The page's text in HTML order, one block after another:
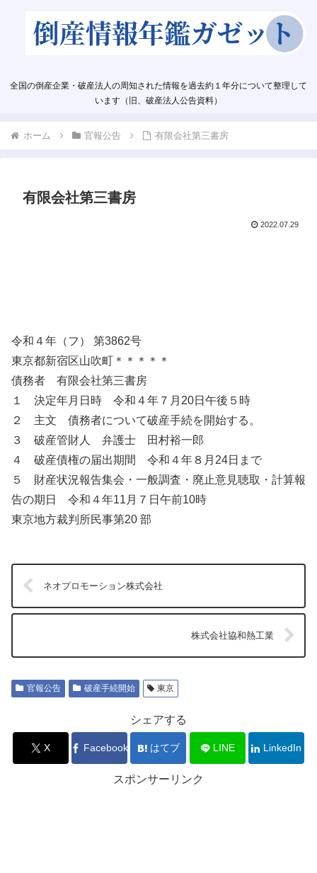
全国の倒産企業・破産法人の周知された情報を過去約１年分について整理して
います（旧、破産法人公告資料）
ホーム 官報公告 有限会社第三書房
有限会社第三書房
2022.07.29
令和４年（フ） 第3862号
東京都新宿区山吹町＊＊＊＊＊
債務者 有限会社第三書房
１ 決定年月日時 令和４年７月20日午後５時
２ 主文 債務者について破産手続を開始する。
３ 破産管財人 弁護士 田村裕一郎
４ 破産債権の届出期間 令和４年８月24日まで
５ 財産状況報告集会・一般調査・廃止意見聴取・計算報
告の期日 令和４年11月７日午前10時
東京地方裁判所民事第20 部
ネオプロモーション株式会社
株式会社協和熱工業
官報公告 破産手続開始 東京
シェアする
X Facebook はてブ LINE LinkedIn
スポンサーリンク